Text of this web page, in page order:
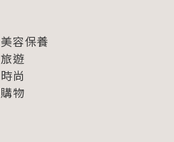
美容保養
旅遊
時尚
購物